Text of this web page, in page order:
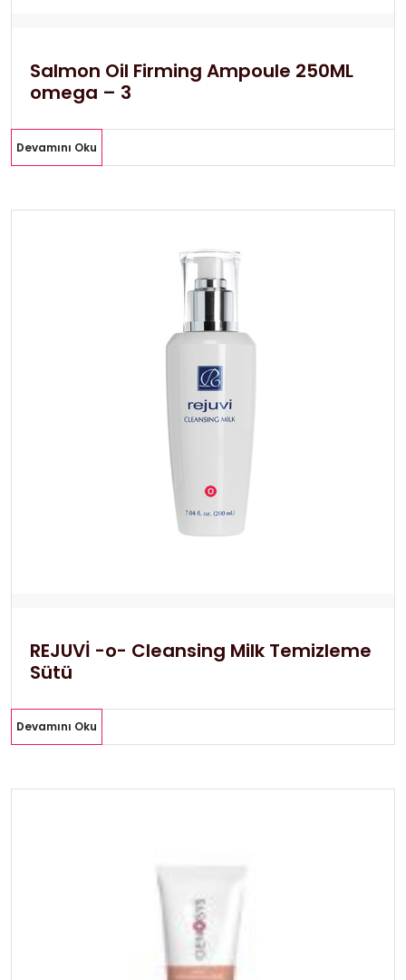
Salmon Oil Firming Ampoule 250ML
omega – 3
Devamını Oku
REJUVİ -o- Cleansing Milk Temizleme
Sütü
Devamını Oku